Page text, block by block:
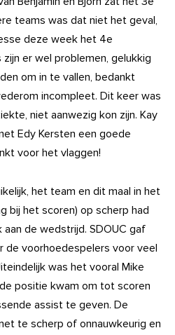
teams was dat niet het geval,
deze week het 4e
er wel problemen, gelukkig
om in te vallen, bedankt
incompleet. Dit keer was
niet aanwezig kon zijn. Kay
Edy Kersten een goede
voor het vlaggen!
het team en dit maal in het
bij het scoren) op scherp had
de wedstrijd. SDOUC gaf
de voorhoedespelers voor veel
was het vooral Mike
positie kwam om tot scoren
assist te geven. De
te scherp of onnauwkeurig en